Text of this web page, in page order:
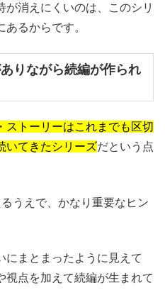
消えにくいのは、このシリ
るからです。
りながら続編が作られ
ストーリーはこれまでも区切
いてきたシリーズだという点
うえで、かなり重要なヒン
にまとまったように見えて
視点を加えて続編が生まれて